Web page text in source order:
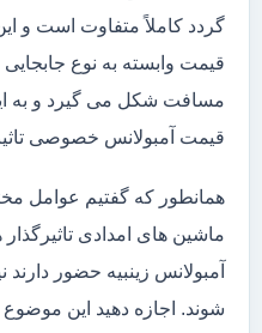
گردد کاملاً متفاوت است و
قیمت وابسته به نوع
مسافت شکل می گیرد و به
قیمت آمبولانس خصوصی
همانطور که گفتیم عوامل
ماشین های امدادی
آمبولانس زینبیه حضور
شوند. اجازه دهید این